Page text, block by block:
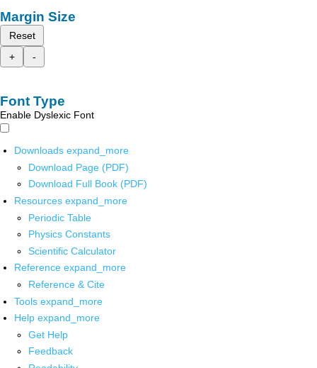
Margin Size
Reset
+
-
Font Type
Enable Dyslexic Font
Downloads expand_more
Download Page (PDF)
Download Full Book (PDF)
Resources expand_more
Periodic Table
Physics Constants
Scientific Calculator
Reference expand_more
Reference & Cite
Tools expand_more
Help expand_more
Get Help
Feedback